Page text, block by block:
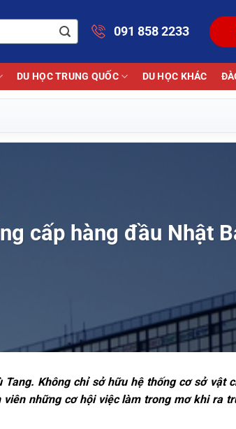
091 858 2233
DU HỌC TRUNG QUỐC DU HỌC KHÁC
cấp hàng đầu Nhật
Không chỉ sở hữu hệ thống cơ sở vật
những cơ hội việc làm trong mơ khi ra